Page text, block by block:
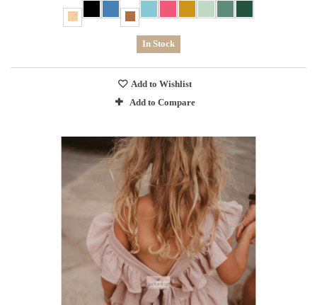
In Stock
Add to Wishlist
Add to Compare